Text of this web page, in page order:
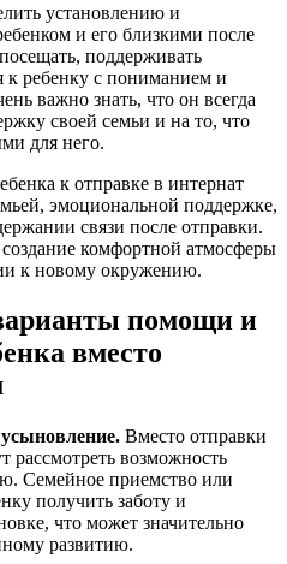
установлению и
и его близкими после
поддерживать
к ребенку с пониманием и
важно знать, что он всегда
своей семьи и на то, что
для него.
к отправке в интернат
эмоциональной поддержке,
связи после отправки.
комфортной атмосферы
к новому окружению.
помощи и
вместо
Вместо отправки
рассмотреть возможность
Семейное приемство или
получить заботу и
что может значительно
развитию.